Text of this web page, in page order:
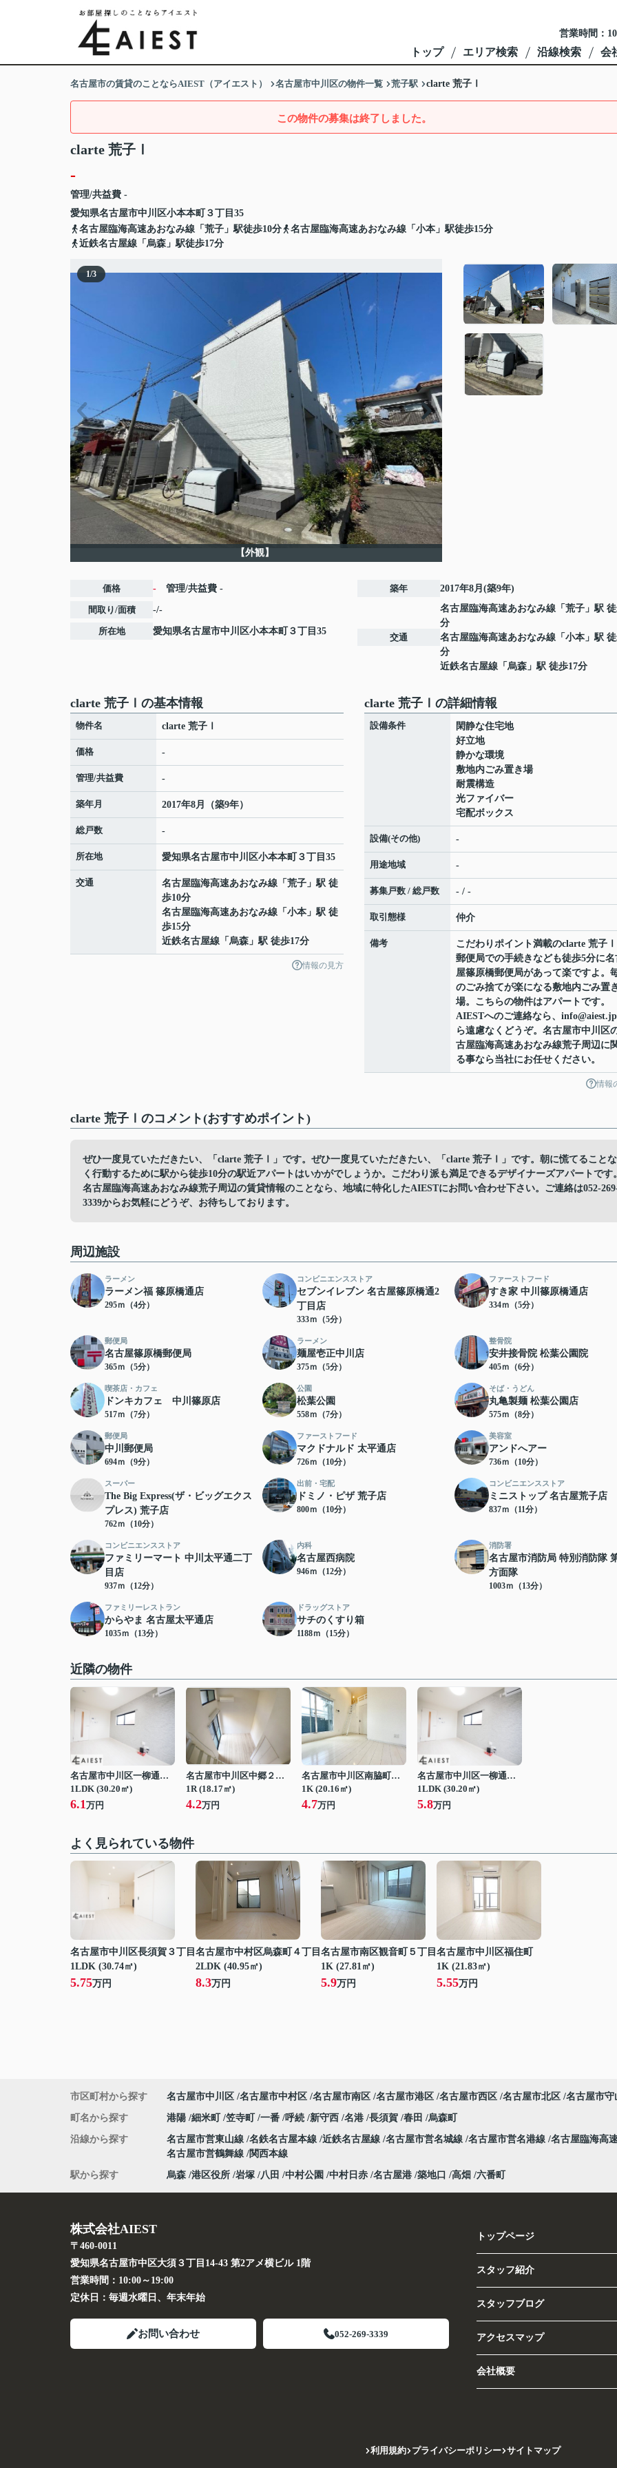
営業時間：
トップ エリア検索 沿線検索 会
名古屋市の賃貸のことならAIEST（アイエスト） 名古屋市中川区の物件一覧 荒子駅 clarte 荒子Ⅰ
この物件の募集は終了しました。
clarte 荒子Ⅰ
-
管理/共益費 -
愛知県名古屋市中川区小本本町
３丁目35
名古屋臨海高速あおなみ線「荒子」駅徒歩10分
名古屋臨海高速あおなみ線「小本」駅徒歩15分
近鉄名古屋線「烏森」駅徒歩17分
1/3
【外観】
価格 - 管理/共益費 -
間取り/面積 -/-
所在地 愛知県名古屋市中川区小本本町 ３丁目35
築年 2017年8月(築9年)
交通
名古屋臨海高速あおなみ線 「 荒子 」駅
分
名古屋臨海高速あおなみ線 「 小本 」駅
分
近鉄名古屋線 「 烏森 」駅 徒歩17分
clarte 荒子Ⅰの基本情報
物件名 clarte 荒子Ⅰ
価格 -
管理/共益費 -
築年月 2017年8月（築9年）
総戸数 -
所在地 愛知県名古屋市中川区小本本町 ３丁目35
交通 名古屋臨海高速あおなみ線 「 荒子 」駅 徒
歩10分
名古屋臨海高速あおなみ線 「 小本 」駅 徒
歩15分
近鉄名古屋線 「 烏森 」駅 徒歩17分
情報の見方
clarte 荒子Ⅰの詳細情報
設備条件
閑静な住宅地
好立地
静かな環境
敷地内ごみ置き場
耐震構造
光ファイバー
宅配ボックス
設備(その他) -
用途地域 -
募集戸数 / 総戸数 - / -
取引態様 仲介
備考
こだわりポイント満載のclarte 荒子
郵便局での手続きなども徒歩5分に名
屋篠原橋郵便局があって楽ですよ。
のごみ捨てが楽になる敷地内ごみ置
場。こちらの物件はアパートです。
AIESTへのご連絡なら、
ら遠慮なくどうぞ。名古屋市中川区
古屋臨海高速あおなみ線荒子周辺に
る事なら当社にお任せください。
情報
clarte 荒子Ⅰのコメント(おすすめポイント)
ぜひ一度見ていただきたい、「clarte 荒子Ⅰ」です。ぜひ一度見ていただきたい、「clarte 荒子Ⅰ」です。朝に慌てることな
く行動するために駅から徒歩10分の駅近アパートはいかがでしょうか。こだわり派も満足できるデザイナーズアパートです
名古屋臨海高速あおなみ線荒子周辺の賃貸情報のことなら、地域に特化したAIESTにお問い合わせ下さい。ご連絡は052-
3339からお気軽にどうぞ、お待ちしております。
周辺施設
ラーメン
ラーメン福 篠原橋通店
295ｍ（4分）
コンビニエンスストア
セブンイレブン 名古屋篠原橋通2
丁目店
333ｍ（5分）
ファーストフード
すき家 中川篠原橋通店
334ｍ（5分）
郵便局
名古屋篠原橋郵便局
365ｍ（5分）
ラーメン
麺屋壱正中川店
375ｍ（5分）
整骨院
安井接骨院 松葉公園院
405ｍ（6分）
喫茶店・カフェ
ドンキカフェ 中川篠原店
517ｍ（7分）
公園
松葉公園
558ｍ（7分）
そば・うどん
丸亀製麺 松葉公園店
575ｍ（8分）
郵便局
中川郵便局
694ｍ（9分）
ファーストフード
マクドナルド 太平通店
726ｍ（10分）
美容室
アンドへアー
736ｍ（10分）
スーパー
The Big Express(ザ・ビッグエクス
プレス) 荒子店
762ｍ（10分）
出前・宅配
ドミノ・ピザ 荒子店
800ｍ（10分）
コンビニエンスストア
ミニストップ 名古屋荒子店
837ｍ（11分）
コンビニエンスストア
ファミリーマート 中川太平通二丁
目店
937ｍ（12分）
内科
名古屋西病院
946ｍ（12分）
消防署
名古屋市消防局 特別消防隊
方面隊
1003ｍ（13分）
ファミリーレストラン
からやま 名古屋太平通店
1035ｍ（13分）
ドラッグストア
サチのくすり箱
1188ｍ（15分）
近隣の物件
名古屋市中川区一柳通１丁目
1LDK (30.20㎡)
6.1万円
名古屋市中川区中郷２丁目
1R (18.17㎡)
4.2万円
名古屋市中川区南脇町３丁目
1K (20.16㎡)
4.7万円
名古屋市中川区一柳通１丁目
1LDK (30.20㎡)
5.8万円
よく見られている物件
名古屋市中川区長須賀３丁目
1LDK (30.74㎡)
5.75万円
名古屋市中村区烏森町４丁目
2LDK (40.95㎡)
8.3万円
名古屋市南区観音町５丁目
1K (27.81㎡)
5.9万円
名古屋市中川区福住町
1K (21.83㎡)
5.55万円
市区町村から探す 名古屋市中川区 名古屋市中村区 名古屋市南区 名古屋市港区 名古屋市西区 名古屋市北区 名古屋市守
町名から探す 港陽 細米町 笠寺町 一番 呼続 新守西 名港 長須賀 春田 烏森町
沿線から探す 名古屋市営東山線 名鉄名古屋本線 近鉄名古屋線 名古屋市営名城線 名古屋市営名港線 名古屋臨海高
名古屋市営鶴舞線
関西本線
駅から探す 烏森 港区役所 岩塚 八田 中村公園 中村日赤 名古屋港 築地口 高畑 六番町
株式会社AIEST
〒460-0011
愛知県名古屋市中区大須３丁目14-43 第2アメ横ビル 1階
営業時間： 10:00～19:00
定休日： 毎週水曜日、年末年始
お問い合わせ 052-269-3339
トップページ
スタッフ紹介
スタッフブログ
アクセスマップ
会社概要
利用規約 プライバシーポリシー サイトマップ